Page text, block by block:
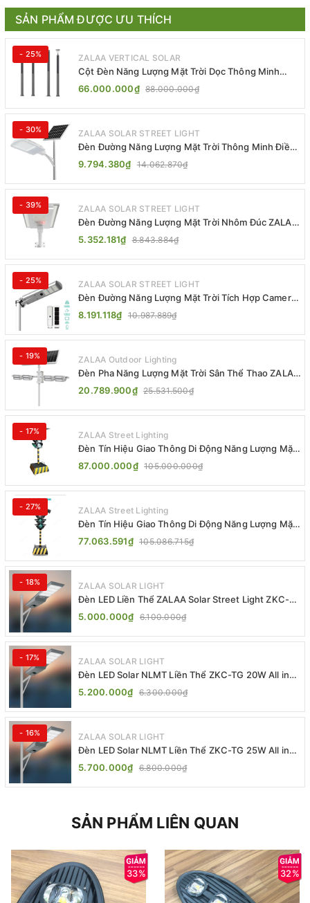
SẢN PHẨM ĐƯỢC ƯU THÍCH
- 25% ZALAA VERTICAL SOLAR
Cột Đèn Năng Lượng Mặt Trời Dọc Thông Minh
ZSR-YYDS-360 | ZALAA Jsc
66.000.000₫ 88.000.000₫
- 30% ZALAA SOLAR STREET LIGHT
Đèn Đường Năng Lượng Mặt Trời Thông Minh Điều
Khiển MPPT ZL-GMX01 ZALAA
9.794.380₫ 14.062.870₫
- 39% ZALAA SOLAR STREET LIGHT
Đèn Đường Năng Lượng Mặt Trời Nhôm Đúc ZALAA
ZL-BWH Cao Cấp IP65
5.352.181₫ 8.843.884₫
- 25% ZALAA SOLAR STREET LIGHT
Đèn Đường Năng Lượng Mặt Trời Tích Hợp Camera
ZALAA ZL-BJ04-CCTV (80W, IP65)
8.191.118₫ 10.987.889₫
- 19% ZALAA Outdoor Lighting
Đèn Pha Năng Lượng Mặt Trời Sân Thể Thao ZALAA
Jsc Chống Nước IP65 Cao Cấp
20.789.900₫ 25.531.500₫
- 17% ZALAA Street Lighting
Đèn Tín Hiệu Giao Thông Di Động Năng Lượng Mặt
Trời ZALAA ZL-300A-D
87.000.000₫ 105.000.000₫
- 27% ZALAA Street Lighting
Đèn Tín Hiệu Giao Thông Di Động Năng Lượng Mặt
Trời ZALAA ZL-409300C
77.063.591₫ 105.086.715₫
- 18% ZALAA SOLAR LIGHT
Đèn LED Liền Thể ZALAA Solar Street Light ZKC-
TG 20W 25W 30W All In One
5.000.000₫ 6.100.000₫
- 17% ZALAA SOLAR LIGHT
Đèn LED Solar NLMT Liền Thể ZKC-TG 20W All in
One | ZALAA Street Light
5.200.000₫ 6.300.000₫
- 16% ZALAA SOLAR LIGHT
Đèn LED Solar NLMT Liền Thể ZKC-TG 25W All in
One | ZALAA Street Light
5.700.000₫ 6.800.000₫
SẢN PHẨM LIÊN QUAN
33% 32%